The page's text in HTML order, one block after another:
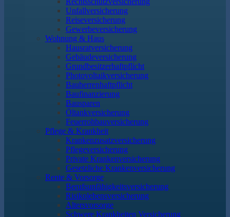
Unfallversicherung
Reiseversicherung
Gewerbeversicherung
Wohnung & Haus
Hausratversicherung
Gebäudeversicherung
Grundbesitzerhaftpflicht
Photovoltaikversicherung
Bauherrenhaftpflicht
Baufinanzierung
Bausparen
Öltankversicherung
Feuerrohbauversicherung
Pflege & Krankheit
Krankenzusatzversicherung
Pflegeversicherung
Private Krankenversicherung
Gesetzliche Krankenversicherung
Rente & Vorsorge
Berufs­unfähigkeitsversicherung
Risikolebensversicherung
Altersvorsorge
Schwere Krankheiten Versicherung